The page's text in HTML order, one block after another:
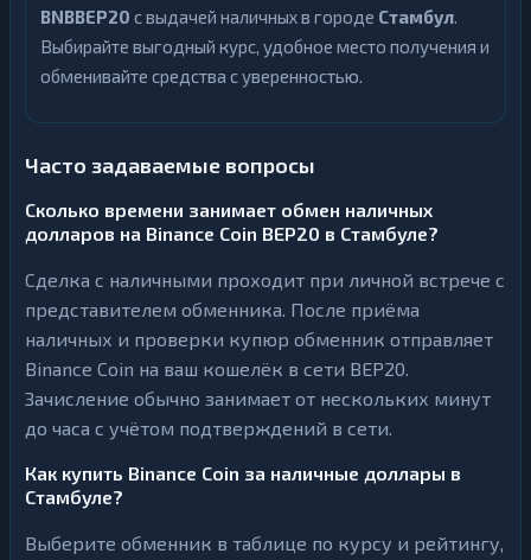
BNBBEP20 с выдачей наличных в городе Стамбул.
Выбирайте выгодный курс, удобное место получения и
обменивайте средства с уверенностью.
Часто задаваемые вопросы
Сколько времени занимает обмен наличных
долларов на Binance Coin BEP20 в Стамбуле?
Сделка с наличными проходит при личной встрече с
представителем обменника. После приёма
наличных и проверки купюр обменник отправляет
Binance Coin на ваш кошелёк в сети BEP20.
Зачисление обычно занимает от нескольких минут
до часа с учётом подтверждений в сети.
Как купить Binance Coin за наличные доллары в
Стамбуле?
Выберите обменник в таблице по курсу и рейтингу,